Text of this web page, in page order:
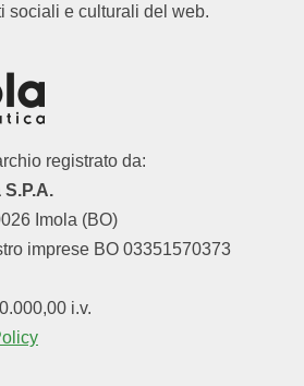
sociali e culturali del web.
registrato da:
Imola (BO)
imprese BO 03351570373
i.v.